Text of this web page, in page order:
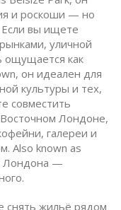
и роскоши — но
Если вы ищете
уличной
ощущается как
, он идеален для
культуры и тех,
совместить
Лондоне,
галереи и
. Also known as
Лондона —
.
снять жильё рядом